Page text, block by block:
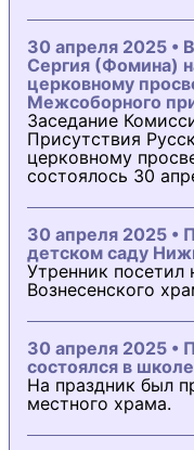
30 апреля 2025 •
Сергия (Фомина)
церковному
Межсоборного
Заседание
Присутствия
церковному
состоялось 30
30 апреля 2025 •
детском саду
Утренник посетил
Вознесенского
30 апреля 2025 •
состоялся в
На праздник был
местного храма.